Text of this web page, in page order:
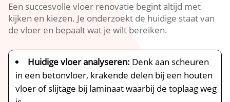
Een succesvolle vloer renovatie begint altijd met
kijken en kiezen.​ Je onderzoekt de huidige staat van
de vloer en bepaalt wat je wilt bereiken.​
Huidige vloer analyseren: Denk aan scheuren
in een betonvloer, krakende delen bij een houten
vloer of slijtage bij laminaat waarbij de toplaag weg